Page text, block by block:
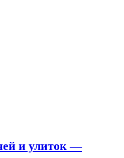
и улиток —